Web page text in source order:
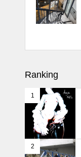
Ranking
1
2